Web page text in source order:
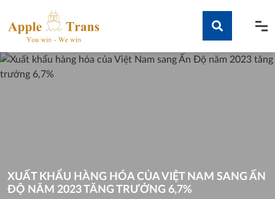
content
Tìm kiếm
XUẤT KHẨU HÀNG HÓA CỦA VIỆT NAM SANG ẤN
ĐỘ NĂM 2023 TĂNG TRƯỞNG 6,7%